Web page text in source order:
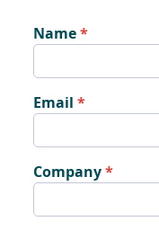
Name
Email
Company